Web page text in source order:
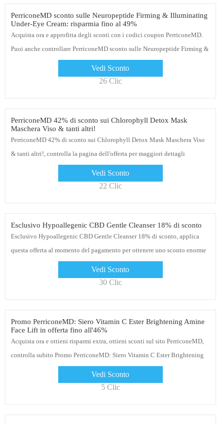
PerriconeMD sconto sulle Neuropeptide Firming & Illuminating
Under-Eye Cream: risparmia fino al 49%
Acquista ora e approfitta degli sconti con i codici coupon PerriconeMD.
Puoi anche controllare PerriconeMD sconto sulle Neuropeptide Firming &
migliore di adesso
Vedi Sconto
26 Clic
PerriconeMD 42% di sconto sui Chlorophyll Detox Mask
Maschera Viso & tanti altri!
PerriconeMD 42% di sconto sui Chlorophyll Detox Mask Maschera Viso
& tanti altri!, controlla la pagina dell'offerta per maggiori dettagli
Vedi Sconto
22 Clic
Esclusivo Hypoallegenic CBD Gentle Cleanser 18% di sconto
Esclusivo Hypoallegenic CBD Gentle Cleanser 18% di sconto, applica
questa offerta al momento del pagamento per ottenere uno sconto enorme
Vedi Sconto
30 Clic
Promo PerriconeMD: Siero Vitamin C Ester Brightening Amine
Face Lift in offerta fino all'46%
Acquista ora e ottieni risparmi extra, ottieni sconti sul sito PerriconeMD,
controlla subito Promo PerriconeMD: Siero Vitamin C Ester Brightening
Vedi Sconto
5 Clic